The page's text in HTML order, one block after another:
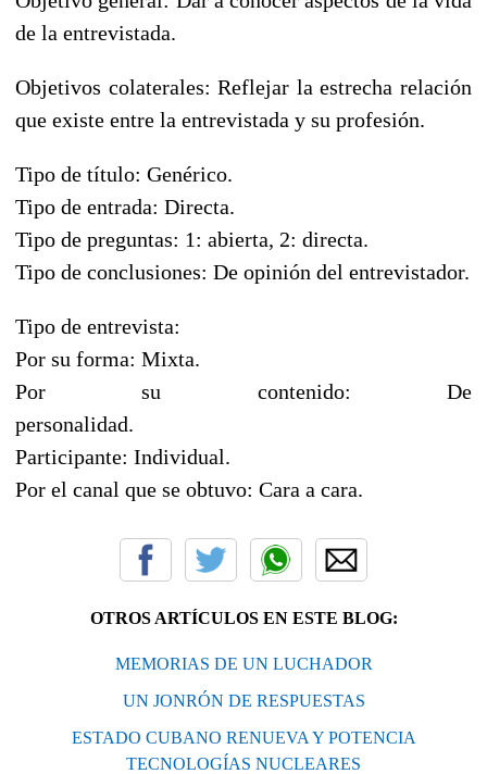
de la entrevistada.
Objetivos colaterales: Reflejar la estrecha relación
que existe entre la entrevistada y su profesión.
Tipo de título: Genérico.
Tipo de entrada: Directa.
Tipo de preguntas: 1: abierta, 2: directa.
Tipo de conclusiones: De opinión del entrevistador.
Tipo de entrevista:
Por su forma: Mixta.
Por su contenido: De
personalidad.
Participante: Individual.
Por el canal que se obtuvo: Cara a cara.
OTROS ARTÍCULOS EN ESTE BLOG:
MEMORIAS DE UN LUCHADOR
UN JONRÓN DE RESPUESTAS
ESTADO CUBANO RENUEVA Y POTENCIA
TECNOLOGÍAS NUCLEARES